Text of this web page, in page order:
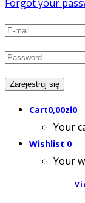
Forgot your
Cart0,00zł0
Your
Wishlist 0
Your